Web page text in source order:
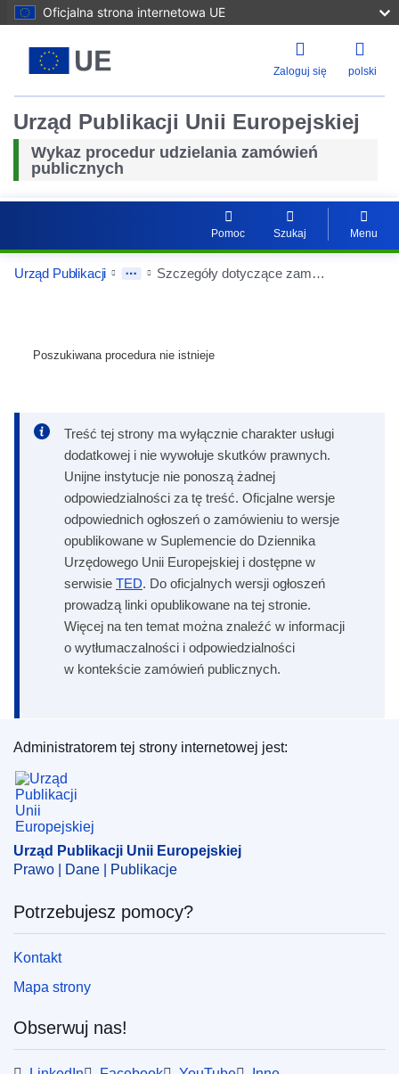
Oficjalna strona internetowa UE
Zaloguj się polski
Urząd Publikacji Unii Europejskiej
Wykaz procedur udzielania zamówień
publicznych
Pomoc Szukaj Menu
Urząd Publikacji Szczegóły dotyczące zamówień
Poszukiwana procedura nie istnieje
Treść tej strony ma wyłącznie charakter usługi
dodatkowej i nie wywołuje skutków prawnych.
Unijne instytucje nie ponoszą żadnej
odpowiedzialności za tę treść. Oficjalne wersje
odpowiednich ogłoszeń o zamówieniu to wersje
opublikowane w Suplemencie do Dziennika
Urzędowego Unii Europejskiej i dostępne w
serwisie TED. Do oficjalnych wersji ogłoszeń
prowadzą linki opublikowane na tej stronie.
Więcej na ten temat można znaleźć w informacji
o wytłumaczalności i odpowiedzialności
w kontekście zamówień publicznych.
Urząd Publikacji Unii Europejskiej
Administratorem tej strony internetowej jest:
Urząd Publikacji Unii Europejskiej
Prawo | Dane | Publikacje
Potrzebujesz pomocy?
Kontakt
Mapa strony
Obserwuj nas!